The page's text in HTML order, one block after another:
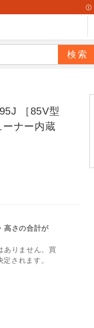
［85V型
ナー内蔵
高さの合計が
ありません。買
されます。